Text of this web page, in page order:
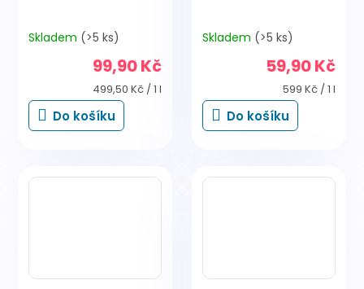
Skladem (>5 ks)
99,90 Kč
Měrná
cena:
499,50 Kč / 1 l
Do košíku
Skladem (>5 ks)
59,90 Kč
Měrná
cena:
599 Kč / 1 l
Do košíku